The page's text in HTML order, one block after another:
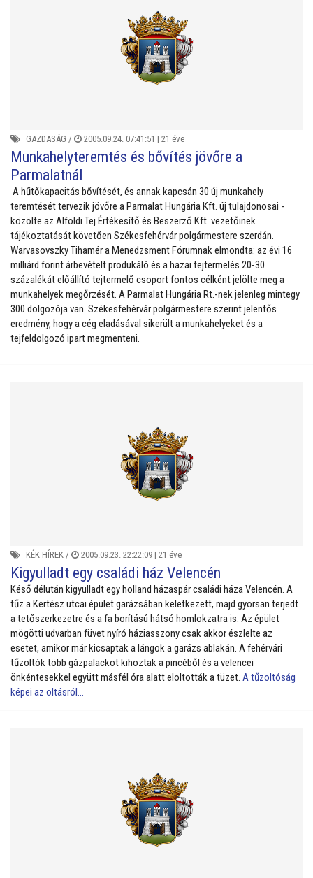
GAZDASÁG / 2005.09.24. 07:41:51 | 21 éve
Munkahelyteremtés és bővítés jövőre a
Parmalatnál
A hűtőkapacitás bővítését, és annak kapcsán 30 új munkahely
teremtését tervezik jövőre a Parmalat Hungária Kft. új tulajdonosai -
közölte az Alföldi Tej Értékesítő és Beszerző Kft. vezetőinek
tájékoztatását követően Székesfehérvár polgármestere szerdán.
Warvasovszky Tihamér a Menedzsment Fórumnak elmondta: az évi 16
milliárd forint árbevételt produkáló és a hazai tejtermelés 20-30
százalékát előállító tejtermelő csoport fontos célként jelölte meg a
munkahelyek megőrzését. A Parmalat Hungária Rt.-nek jelenleg mintegy
300 dolgozója van. Székesfehérvár polgármestere szerint jelentős
eredmény, hogy a cég eladásával sikerült a munkahelyeket és a
tejfeldolgozó ipart megmenteni.
KÉK HÍREK / 2005.09.23. 22:22:09 | 21 éve
Kigyulladt egy családi ház Velencén
Késő délután kigyulladt egy holland házaspár családi háza Velencén. A
tűz a Kertész utcai épület garázsában keletkezett, majd gyorsan terjedt
a tetőszerkezetre és a fa borítású hátsó homlokzatra is. Az épület
mögötti udvarban füvet nyíró háziasszony csak akkor észlelte az
esetet, amikor már kicsaptak a lángok a garázs ablakán. A fehérvári
tűzoltók több gázpalackot kihoztak a pincéből és a velencei
önkéntesekkel együtt másfél óra alatt eloltották a tüzet. A tűzoltóság
képei az oltásról...